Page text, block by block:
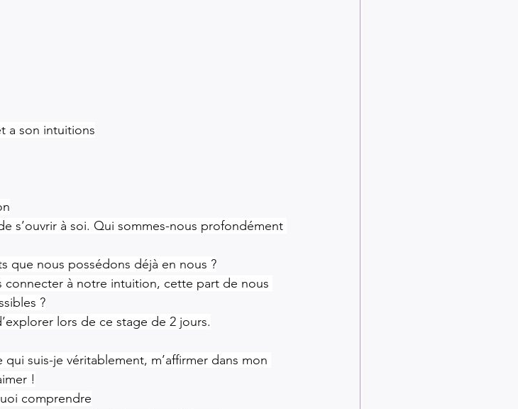
a son intuitions
s’ouvrir à soi. Qui sommes-nous profondément
que nous possédons déjà en nous ?
à notre intuition, cette part de nous
?
lors de ce stage de 2 jours.
suis-je véritablement, m’affirmer dans mon
!
comprendre